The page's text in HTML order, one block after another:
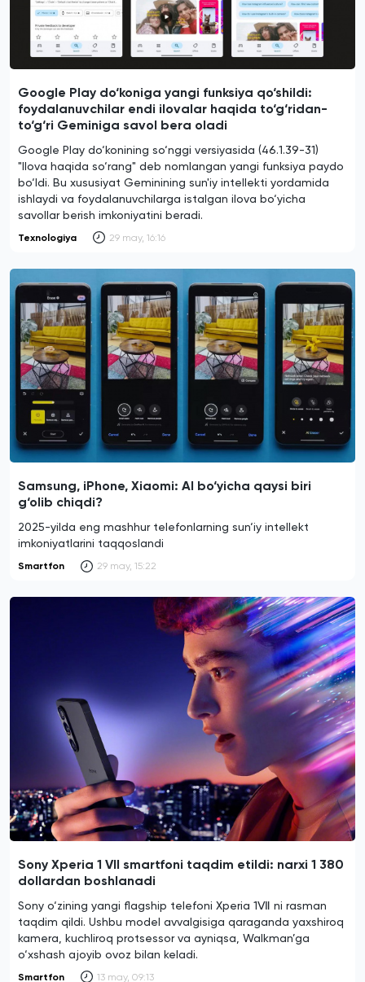
Google Play do‘koniga yangi funksiya qo‘shildi:
foydalanuvchilar endi ilovalar haqida to‘g‘ridan-
to‘g‘ri Geminiga savol bera oladi
Google Play do‘konining so‘nggi versiyasida (46.1.39-31)
"Ilova haqida so‘rang" deb nomlangan yangi funksiya paydo
bo‘ldi. Bu xususiyat Geminining sun'iy intellekti yordamida
ishlaydi va foydalanuvchilarga istalgan ilova bo‘yicha
savollar berish imkoniyatini beradi.
Texnologiya 29 may, 16:16
Samsung, iPhone, Xiaomi: AI bo‘yicha qaysi biri
g‘olib chiqdi?
2025-yilda eng mashhur telefonlarning sun‘iy intellekt
imkoniyatlarini taqqoslandi
Smartfon 29 may, 15:22
Sony Xperia 1 VII smartfoni taqdim etildi: narxi 1 380
dollardan boshlanadi
Sony o‘zining yangi flagship telefoni Xperia 1Ⅶ ni rasman
taqdim qildi. Ushbu model avvalgisiga qaraganda yaxshiroq
kamera, kuchliroq protsessor va ayniqsa, Walkman’ga
o‘xshash ajoyib ovoz bilan keladi.
Smartfon 13 may, 09:13